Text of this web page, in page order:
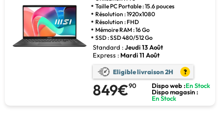
Taille PC Portable : 15.6 pouces
Résolution : 1920x1080
Résolution : FHD
Mémoire RAM : 16 Go
SSD : SSD 480/512 Go
Standard :Jeudi 13 Août
Express : Mardi 11 Août
Eligible livraison 2H ?
849€90 Dispo web :En Stock
Dispo magasin :
En Stock